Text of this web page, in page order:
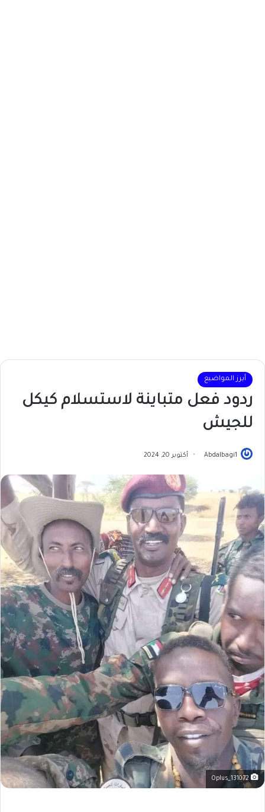
أبرز المواضيع
ردود فعل متباينة لاستسلام كيكل
للجيش
Abdalbagi1 أكتوبر 20, 2024